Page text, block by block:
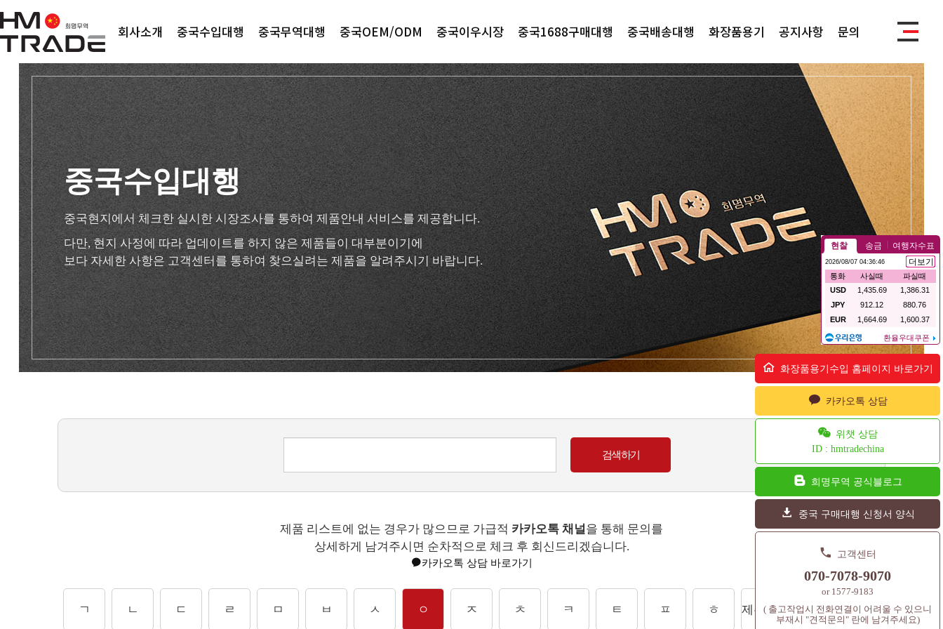
회사소개 중국수입대행 중국무역대행 중국OEM/ODM 중국이우시장 중국1688구매대행 중국배송대행 화장품용기 공지사항 문의
화장품용기수입 홈페이지 바로가기
카카오톡 상담
위챗 상담
ID : hmtradechina
희명무역 공식블로그
중국 구매대행 신청서 양식
고객센터
070-7078-9070
or 1577-9183
( 출고작업시 전화연결이 어려울 수 있으니
부재시 "견적문의" 란에 남겨주세요)
중국수입대행
중국현지에서 체크한 실시한 시장조사를 통하여 제품안내 서비스를 제공합니다.
다만, 현지 사정에 따라 업데이트를 하지 않은 제품들이 대부분이기에
보다 자세한 사항은 고객센터를 통하여 찾으실려는 제품을 알려주시기 바랍니다.
제품 리스트에 없는 경우가 많으므로 가급적 카카오톡 채널을 통해 문의를
상세하게 남겨주시면 순차적으로 체크 후 회신드리겠습니다.
카카오톡 상담 바로가기
ㄱ ㄴ ㄷ ㄹ ㅁ ㅂ ㅅ ㅇ ㅈ ㅊ ㅋ ㅌ ㅍ ㅎ 제주도상품셔틀콕 컨텐츠